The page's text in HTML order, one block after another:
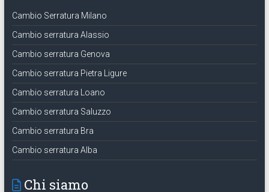
Cambio Serratura Milano
Cambio serratura Alassio
Cambio serratura Genova
Cambio serratura Pietra Ligure
Cambio serratura Loano
Cambio serratura Saluzzo
Cambio serratura Bra
Cambio serratura Alba
Chi siamo